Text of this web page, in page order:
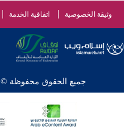
وثيقة الخصوصية اتفاقية الخدمة
جميع الحقوق محفوظة © 2026 - 1998 لشبكة إسلام ويب